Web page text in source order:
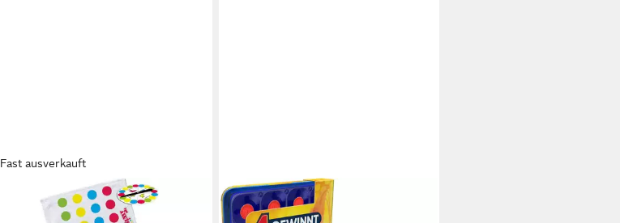
Fast ausverkauft
Spiel Hasbro Towel Game Twister
HASBRO
Spiel 4 gewinnt Bounce, Familienspiel